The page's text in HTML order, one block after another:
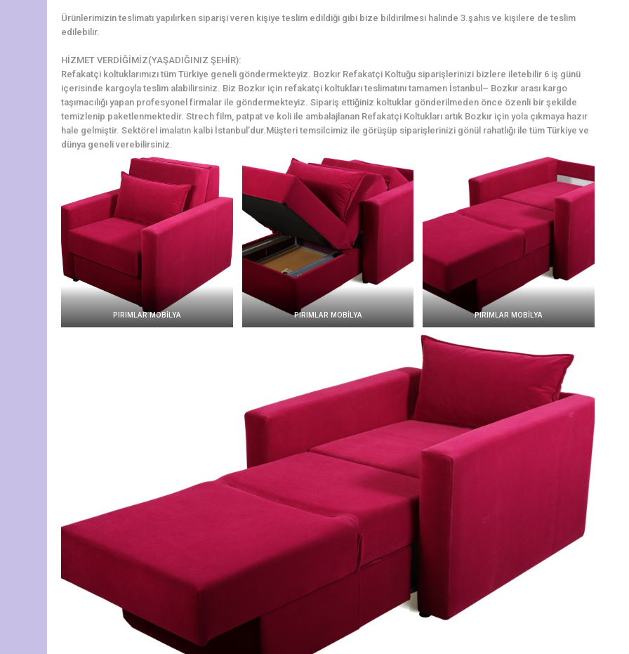
Ürünlerimizin teslimatı yapılırken siparişi veren kişiye teslim edildiği gibi bize bildirilmesi halinde 3.şahıs ve kişilere de teslim
edilebilir.
HİZMET VERDİĞİMİZ(YAŞADIĞINIZ ŞEHİR):
Refakatçi koltuklarımızı tüm Türkiye geneli göndermekteyiz. Bozkır Refakatçi Koltuğu siparişlerinizi bizlere iletebilir 6 iş günü
içerisinde kargoyla teslim alabilirsiniz. Biz Bozkır için refakatçi koltukları teslimatını tamamen İstanbul– Bozkır arası kargo
taşımacılığı yapan profesyonel firmalar ile göndermekteyiz. Sipariş ettiğiniz koltuklar gönderilmeden önce özenli bir şekilde
temizlenip paketlenmektedir. Strech film, patpat ve koli ile ambalajlanan Refakatçi Koltukları artık Bozkır için yola çıkmaya hazır
hale gelmiştir. Sektörel imalatın kalbi İstanbul’dur.Müşteri temsilcimiz ile görüşüp siparişlerinizi gönül rahatlığı ile tüm Türkiye ve
dünya geneli verebilirsiniz.
PIRIMLAR MOBİLYA PIRIMLAR MOBİLYA PIRIMLAR MOBİLYA